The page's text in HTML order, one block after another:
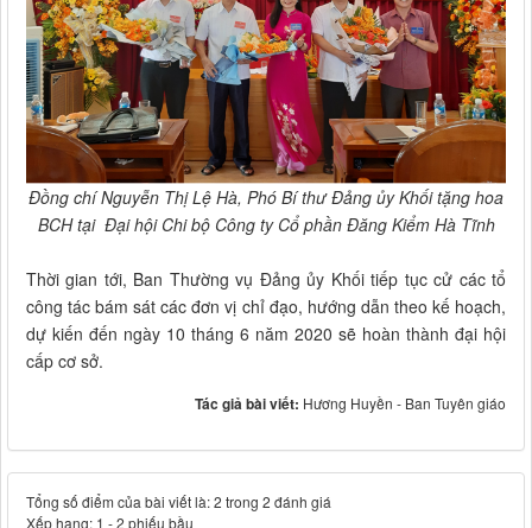
Đồng chí Nguyễn Thị Lệ Hà, Phó Bí thư Đảng ủy Khối tặng hoa
BCH tại Đại hội Chi bộ Công ty Cổ phần Đăng Kiểm Hà Tĩnh
Thời gian tới, Ban Thường vụ Đảng ủy Khối tiếp tục cử các tổ
công tác bám sát các đơn vị chỉ đạo, hướng dẫn theo kế hoạch,
dự kiến đến ngày 10 tháng 6 năm 2020 sẽ hoàn thành đại hội
cấp cơ sở.
Tác giả bài viết: Hương Huyền - Ban Tuyên giáo
Tổng số điểm của bài viết là: 2 trong 2 đánh giá
Xếp hạng: 1 -2 phiếu bầu